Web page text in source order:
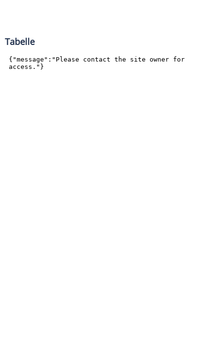
Tabelle